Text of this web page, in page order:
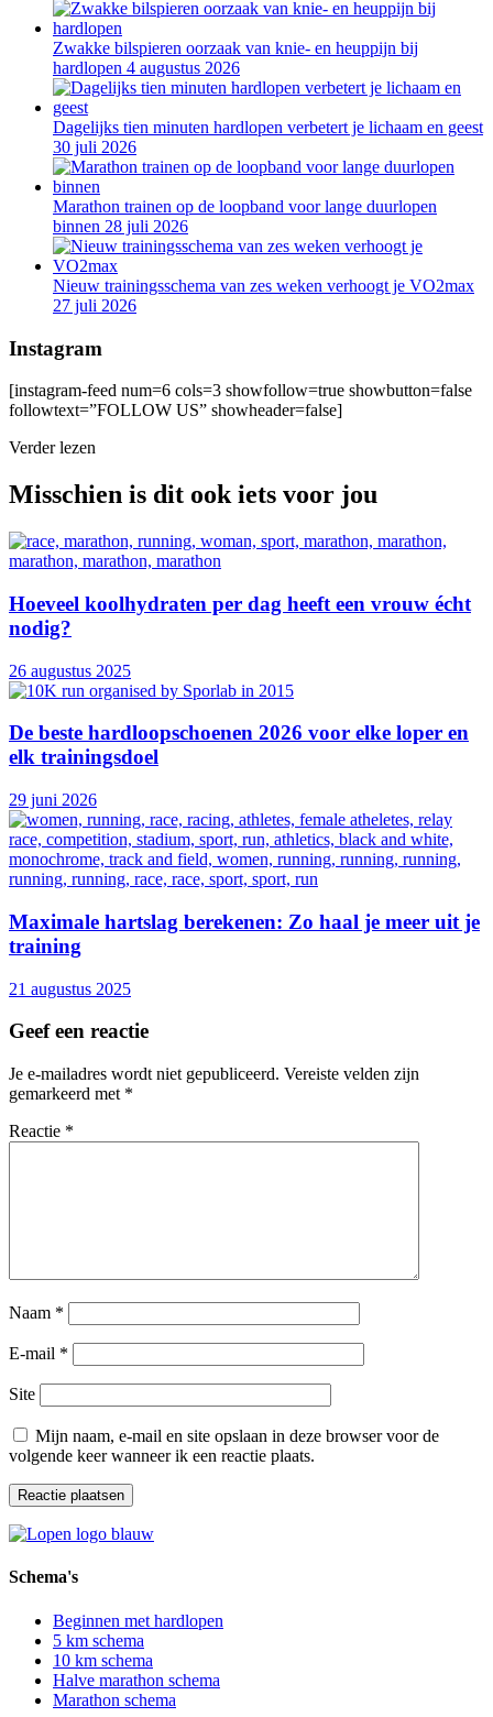
Zwakke bilspieren oorzaak van knie- en heuppijn bij
hardlopen 4 augustus 2026
Dagelijks tien minuten hardlopen verbetert je lichaam en geest
30 juli 2026
Marathon trainen op de loopband voor lange duurlopen
binnen 28 juli 2026
Nieuw trainingsschema van zes weken verhoogt je VO2max
27 juli 2026
Instagram
[instagram-feed num=6 cols=3 showfollow=true showbutton=false
followtext=”FOLLOW US” showheader=false]
Verder lezen
Misschien is dit ook iets voor jou
Hoeveel koolhydraten per dag heeft een vrouw écht
nodig?
26 augustus 2025
De beste hardloopschoenen 2026 voor elke loper en
elk trainingsdoel
29 juni 2026
Maximale hartslag berekenen: Zo haal je meer uit je
training
21 augustus 2025
Geef een reactie
Je e-mailadres wordt niet gepubliceerd. Vereiste velden zijn
gemarkeerd met *
Reactie *
Naam *
E-mail *
Site
Mijn naam, e-mail en site opslaan in deze browser voor de
volgende keer wanneer ik een reactie plaats.
Schema's
Beginnen met hardlopen
5 km schema
10 km schema
Halve marathon schema
Marathon schema